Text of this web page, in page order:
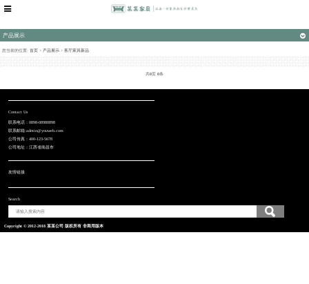
产品展示
您当前的位置: 首页 > 产品展示 > 客厅家具新品
共0页 0条
Contact Us
联系电话：0898-08980898
联系邮箱:admin@youweb.com
公司传真：400-123-5678
公司地址：江西省南昌市
友情链接
Search
Copyright © 2012-2018 某某公司 版权所有 非商用版本